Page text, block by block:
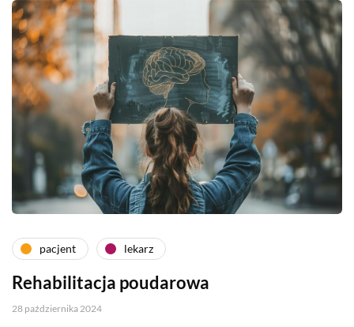
pacjent lekarz
Rehabilitacja poudarowa
28 października 2024